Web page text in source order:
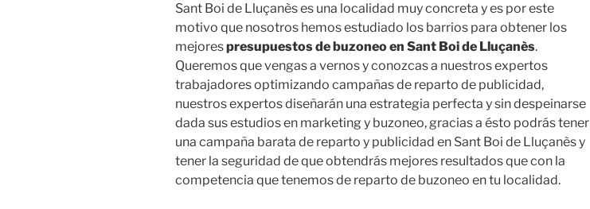
Sant Boi de Lluçanès es una localidad muy concreta y es por este
motivo que nosotros hemos estudiado los barrios para obtener los
mejorespresupuestos de buzoneo en Sant Boi de Lluçanès.
Queremos que vengas a vernos y conozcas a nuestros expertos
trabajadores optimizando campañas de reparto de publicidad,
nuestros expertos diseñarán una estrategia perfecta y sin despeinarse
dada sus estudios en marketing y buzoneo, gracias a ésto podrás tener
una campaña barata de reparto y publicidad en Sant Boi de Lluçanès y
tener la seguridad de que obtendrás mejores resultados que con la
competencia que tenemos de reparto de buzoneo en tu localidad.